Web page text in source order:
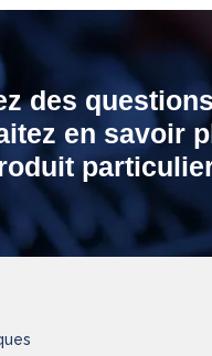
des questions
en savoir